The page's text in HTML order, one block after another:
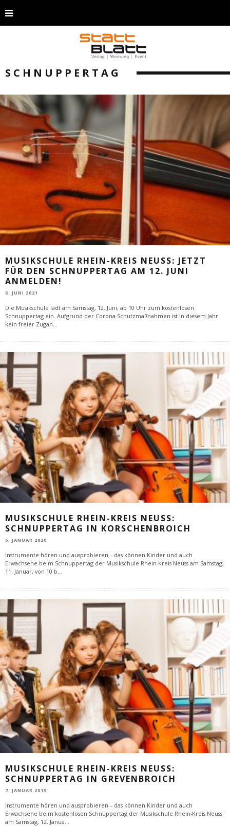
SCHNUPPERTAG
MUSIKSCHULE RHEIN-KREIS NEUSS: JETZT
FÜR DEN SCHNUPPERTAG AM 12. JUNI
ANMELDEN!
6. JUNI 2021
Die Musikschule lädt am Samstag, 12. Juni, ab 10 Uhr zum kostenlosen
Schnuppertag ein. Aufgrund der Corona-Schutzmaßnahmen ist in diesem Jahr
kein freier Zugan...
MUSIKSCHULE RHEIN-KREIS NEUSS:
SCHNUPPERTAG IN KORSCHENBROICH
6. JANUAR 2020
Instrumente hören und ausprobieren – das können Kinder und auch
Erwachsene beim Schnuppertag der Musikschule Rhein-Kreis Neuss am Samstag,
11. Januar, von 10 b...
MUSIKSCHULE RHEIN-KREIS NEUSS:
SCHNUPPERTAG IN GREVENBROICH
7. JANUAR 2019
Instrumente hören und ausprobieren – das können Kinder und auch
Erwachsene beim kostenlosen Schnuppertag der Musikschule Rhein-Kreis Neuss
am Samstag, 12. Janua